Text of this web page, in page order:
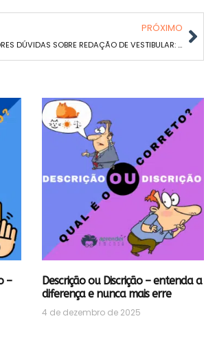
PRÓXIMO
TIRE SUAS MAIORES DÚVIDAS SOBRE REDAÇÃO DE VESTIBULAR: GUIA COMPLETO
–
Descrição ou Discrição – entenda a
diferença e nunca mais erre
4 de dezembro de 2025